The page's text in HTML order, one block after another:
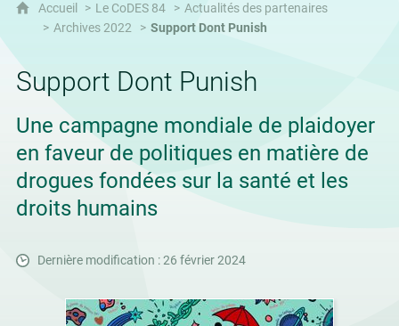
Accueil Le CoDES 84
Actualités des partenaires
Archives 2022
Support Dont Punish
Support Dont Punish
Une campagne mondiale de plaidoyer
en faveur de politiques en matière de
drogues fondées sur la santé et les
droits humains
Dernière modification : 26 février 2024